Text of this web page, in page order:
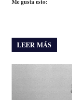
LEER MÁS